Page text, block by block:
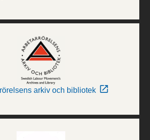
arkiv och bibliotek